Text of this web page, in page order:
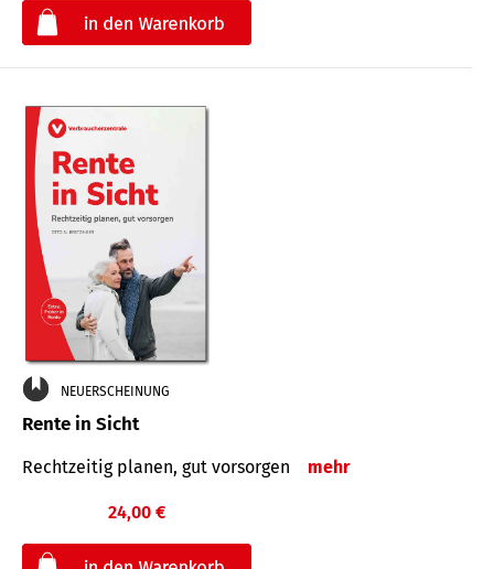
NEUERSCHEINUNG
Rente in Sicht
Rechtzeitig planen, gut vorsorgen mehr
24,00 €